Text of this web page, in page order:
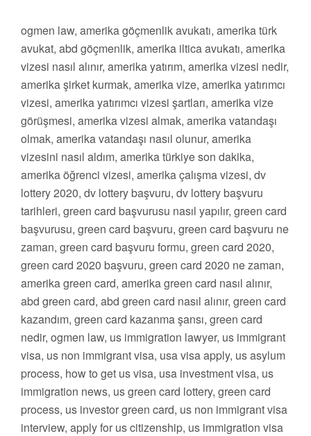
ogmen law, amerika göçmenlik avukatı, amerika türk
avukat, abd göçmenlik, amerika iltica avukatı, amerika
vizesi nasıl alınır, amerika yatırım, amerika vizesi nedir,
amerika şirket kurmak, amerika vize, amerika yatırımcı
vizesi, amerika yatırımcı vizesi şartları, amerika vize
görüşmesi, amerika vizesi almak, amerika vatandaşı
olmak, amerika vatandaşı nasıl olunur, amerika
vizesini nasıl aldım, amerika türkiye son dakika,
amerika öğrenci vizesi, amerika çalışma vizesi, dv
lottery 2020, dv lottery başvuru, dv lottery başvuru
tarihleri, green card başvurusu nasıl yapılır, green card
başvurusu, green card başvuru, green card başvuru ne
zaman, green card başvuru formu, green card 2020,
green card 2020 başvuru, green card 2020 ne zaman,
amerika green card, amerika green card nasıl alınır,
abd green card, abd green card nasıl alınır, green card
kazandım, green card kazanma şansı, green card
nedir, ogmen law, us immigration lawyer, us immigrant
visa, us non immigrant visa, usa visa apply, us asylum
process, how to get us visa, usa investment visa, us
immigration news, us green card lottery, green card
process, us investor green card, us non immigrant visa
interview, apply for us citizenship, us immigration visa